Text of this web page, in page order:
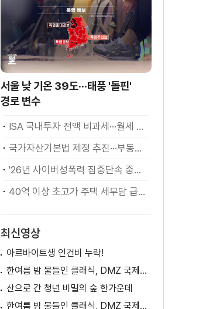
서울 낮 기온 39도···태풍 '돌핀'
경로 변수
ISA 국내투자 전액 비과세···월세 세액공제 확대
국가자산기본법 제정 추진···부동산·주식 등 통합 관리
'26년 사이버성폭력 집중단속 중간성과 발표···향후 추진계획은?
40억 이상 초고가 주택 세부담 급증···실수요자 보호 강화
최신영상
아르바이트생 인건비 누락!
한여름 밤 물들인 클래식, DMZ 국제음악제 성황
산으로 간 청년 비밀의 숲 한가운데
한여름 밤 물들인 클래식, DMZ 국제음악제 성황